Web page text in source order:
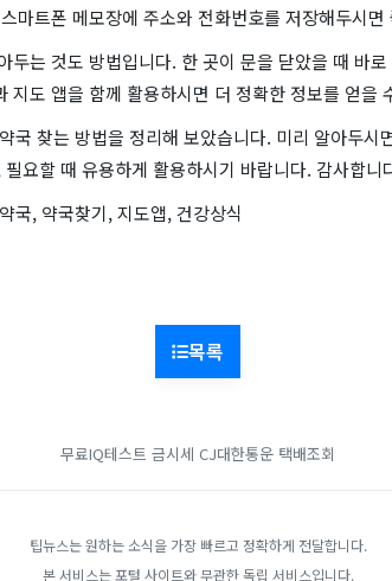
마트폰 메모장에 주소와 전화번호를 저장해두시면
두는 것도 방법입니다. 한 곳이 문을 닫았을 때 바
지도 앱을 함께 활용하시면 더 정확한 정보를 얻을
국 찾는 방법을 정리해 보았습니다. 미리 알아두시
요할 때 유용하게 활용하시기 바랍니다. 감사합니
국, 약국찾기, 지도앱, 건강상식
목록
무료IQ테스트 금시세 CJ대한통운 택배조회
팁뉴스는 원하는 소식을 가장 빠르고 정확하게 전달합니다.
본 서비스는 포털 사이트와 무관한 독립 서비스입니다.